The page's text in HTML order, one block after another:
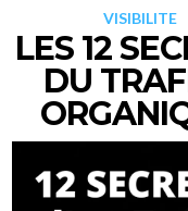
VISIBILITE
LES 12
DU